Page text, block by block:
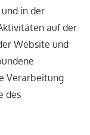
in der
auf der
Website und
Verarbeitung
des